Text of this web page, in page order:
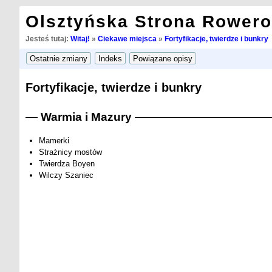
Olsztyńska Strona
Jesteś tutaj: Witaj! » Ciekawe miejsca » Fortyfikacje, twierdze i bunkry
Fortyfikacje, twierdze i bunkry
Warmia i Mazury
Mamerki
Strażnicy mostów
Twierdza Boyen
Wilczy Szaniec